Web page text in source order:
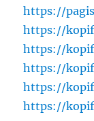
https://
https://
https://
https://
https://
https://